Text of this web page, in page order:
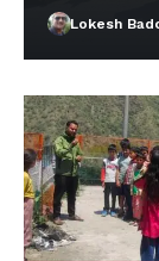
Lokesh